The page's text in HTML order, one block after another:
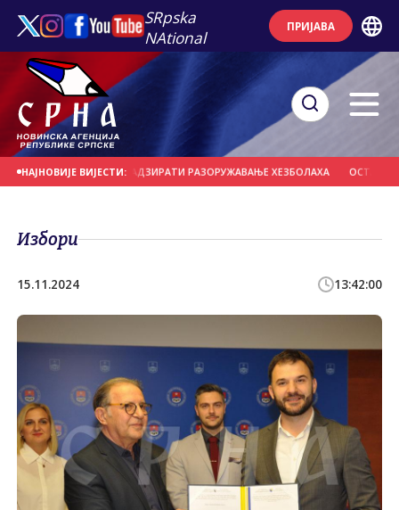
SRpska
NAtional
ПРИЈАВА
НАЈНОВИЈЕ ВИЈЕСТИ:
КОЈЕ БИ МОГЛЕ НАДЗИРАТИ РАЗОРУЖАВАЊЕ ХЕЗБОЛАХА ОСТАЦИ
Избори
15.11.2024 13:42:00